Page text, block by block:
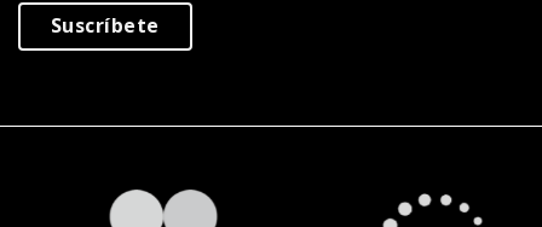
Suscríbete